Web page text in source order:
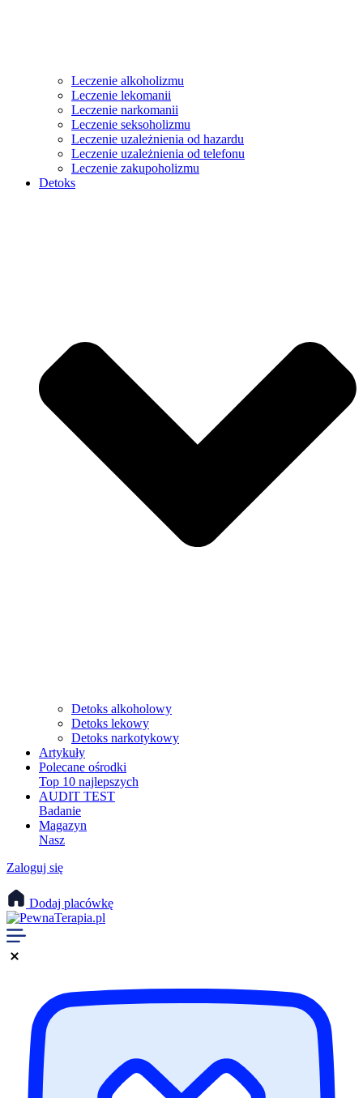
Leczenie alkoholizmu
Leczenie lekomanii
Leczenie narkomanii
Leczenie seksoholizmu
Leczenie uzależnienia od hazardu
Leczenie uzależnienia od telefonu
Leczenie zakupoholizmu
Detoks
Detoks alkoholowy
Detoks lekowy
Detoks narkotykowy
Artykuły
Polecane ośrodki
Top 10 najlepszych
AUDIT TEST
Badanie
Magazyn
Nasz
Zaloguj się
Dodaj placówkę